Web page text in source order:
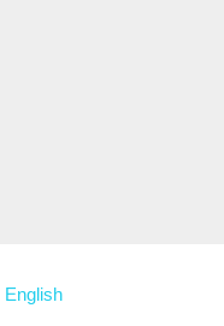
English